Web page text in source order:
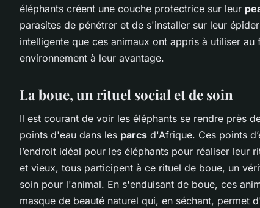
éléphants créent une couche protectrice sur leur
parasites de pénétrer et de s'installer sur leur
intelligente que ces animaux ont appris à utiliser au
environnement à leur avantage.
La boue, un rituel social et de soin
Il est courant de voir les éléphants se rendre près
points d'eau dans les parcs d'Afrique. Ces points
l’endroit idéal pour les éléphants pour réaliser leur
et vieux, tous participent à ce rituel de boue, un
soin pour l'animal. En s'enduisant de boue, ces
masque de beauté naturel qui, en séchant, permet